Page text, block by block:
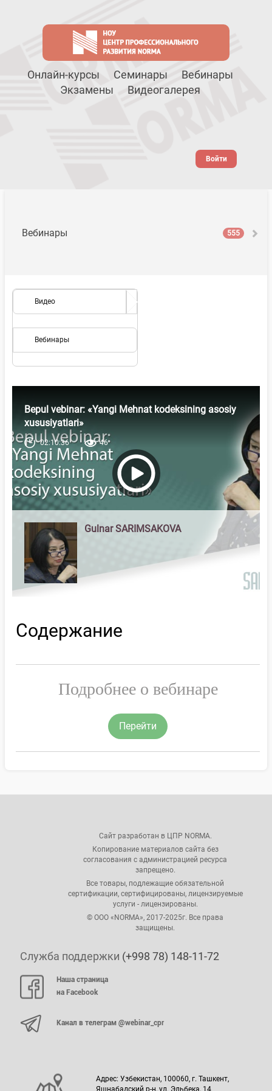
Онлайн-курсы Семинары
Вебинары
Экзамены
Видеогалерея
Войти
Вебинары 555
Видео
Вебинары
Bepul vebinar: «Yangi Mehnat kodeksining asosiy
xususiyatlari»
02:10:36 46
Gulnar SARIMSAKOVA
Содержание
Подробнее о вебинаре
Перейти
Сайт разработан в ЦПР NORMA.
Копирование материалов сайта без
согласования с администрацией ресурса
запрещено.
Все товары, подлежащие обязательной
сертификации, сертифицированы, лицензируемые
услуги - лицензированы.
© ООО «NORMA», 2017-2025г. Все права
защищены.
Служба поддержки (+998 78) 148-11-72
Наша страница
на Facebook
Канал в телеграм @webinar_cpr
Адрес: Узбекистан, 100060, г. Ташкент,
Яшнабадский р-н, ул. Эльбека, 14